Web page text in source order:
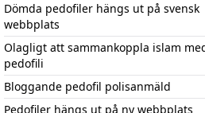
Dömda pedofiler hängs ut på svensk
webbplats
Olagligt att sammankoppla islam
pedofili
Bloggande pedofil polisanmäld
Pedofiler hängs ut på ny webbplats